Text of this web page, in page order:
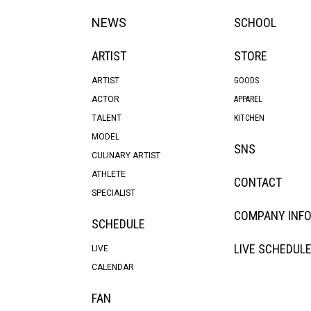
NEWS
ARTIST
ARTIST
ACTOR
TALENT
MODEL
CULINARY ARTIST
ATHLETE
SPECIALIST
SCHEDULE
LIVE
CALENDAR
FAN
SCHOOL
STORE
GOODS
APPAREL
KITCHEN
SNS
CONTACT
COMPANY INFO
LIVE SCHEDULE